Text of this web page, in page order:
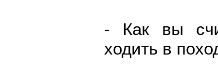
- Как вы
ходить в